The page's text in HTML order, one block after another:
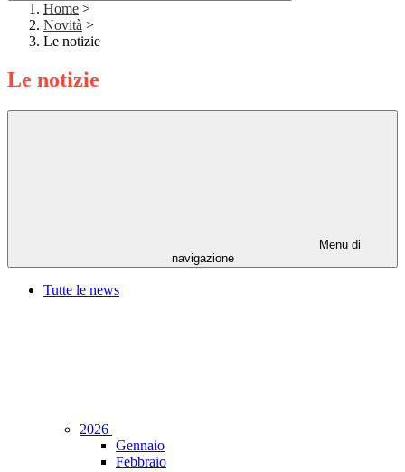
Home >
Novità >
Le notizie
Le notizie
Menu di
navigazione
Tutte le news
2026
Gennaio
Febbraio